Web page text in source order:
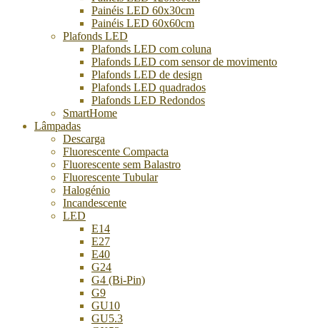
Painéis LED 60x30cm
Painéis LED 60x60cm
Plafonds LED
Plafonds LED com coluna
Plafonds LED com sensor de movimento
Plafonds LED de design
Plafonds LED quadrados
Plafonds LED Redondos
SmartHome
Lâmpadas
Descarga
Fluorescente Compacta
Fluorescente sem Balastro
Fluorescente Tubular
Halogénio
Incandescente
LED
E14
E27
E40
G24
G4 (Bi-Pin)
G9
GU10
GU5.3